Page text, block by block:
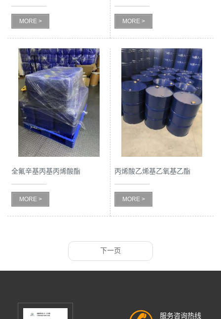
酸酯
MORE > MORE >
全氟辛基丙基丙烯酸酯
MORE >
丙烯酸乙烯基乙氧基乙酯
MORE >
下一页
服务咨询热线